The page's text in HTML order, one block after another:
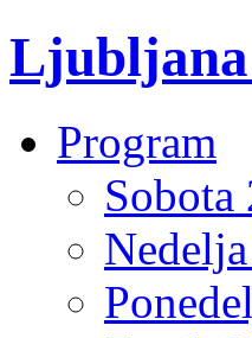
Program
Sobota